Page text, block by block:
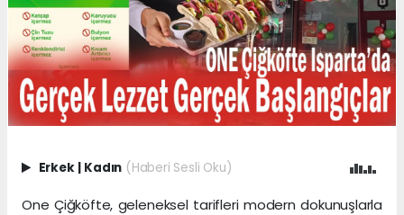
Erkek | Kadın (Haberi Sesli Oku)
One Çiğköfte, geleneksel tarifleri modern dokunuşlarla